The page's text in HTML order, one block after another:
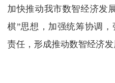
加快推动我市数智经济发
棋”思想，加强统筹协调
责任，形成推动数智经济发